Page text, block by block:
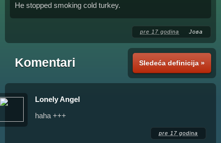
He stopped smoking cold turkey.
pre 17 godina Јова
Sledeća definicija »
Komentari
Lonely Angel
haha +++
pre 17 godina